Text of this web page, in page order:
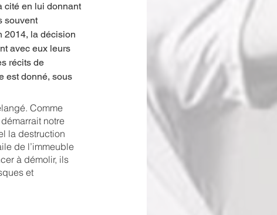
cité en lui donnant
souvent
2014, la décision
avec eux leurs
récits de
est donné, sous
Comme
notre
la destruction
de l’immeuble
à démolir, ils
et